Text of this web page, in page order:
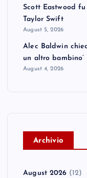
Scott Eastwood
Taylor Swift
August 5, 2026
Alec Baldwin
un altro bambino’
August 4, 2026
Archivio
August 2026 (12)